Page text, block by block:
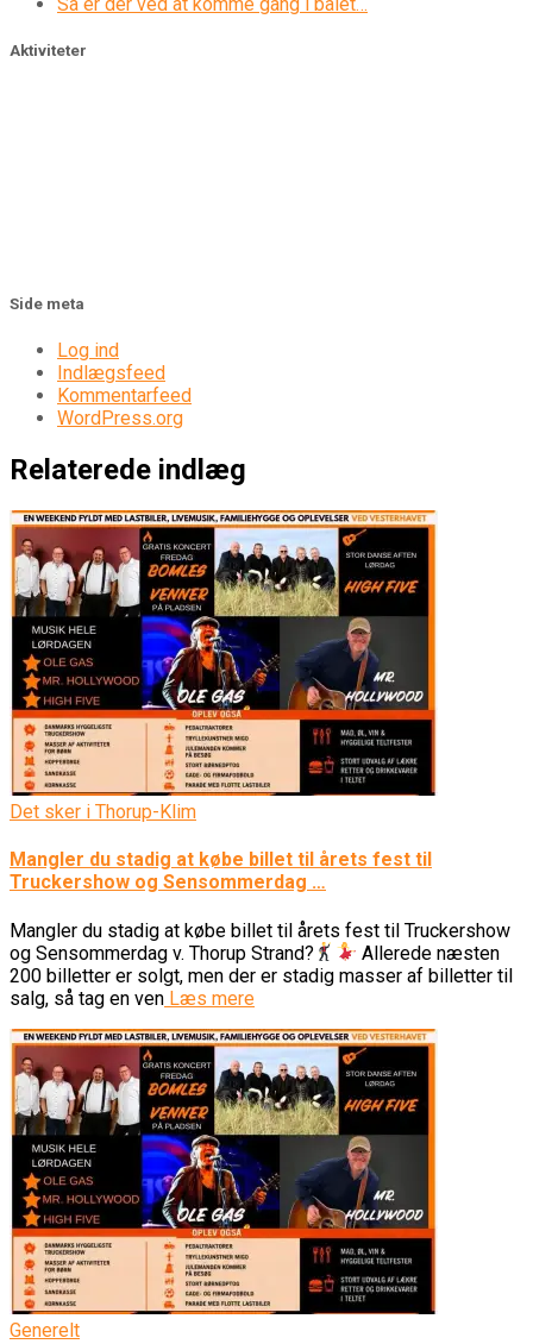
Aktiviteter
Side meta
Log ind
Indlægsfeed
Kommentarfeed
WordPress.org
Relaterede indlæg
Det sker i Thorup-Klim
Mangler du stadig at købe billet til årets fest til
Truckershow og Sensommerdag …
Mangler du stadig at købe billet til årets fest til Truckershow
og Sensommerdag v. Thorup Strand?
Allerede næsten
200 billetter er solgt, men der er stadig masser af billetter til
salg, så tag en ven Læs mere
Generelt